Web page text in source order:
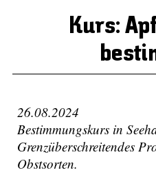
Kurs:
26.08.2024
Bestimmungskurs in
Grenzüberschreitendes
Obstsorten.